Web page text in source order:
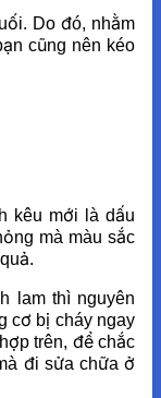
Do đó, nhằm
cũng nên kéo
kêu mới là dấu
mà màu sắc
lam thì nguyên
cơ bị cháy ngay
trên, để chắc
đi sửa chữa ở